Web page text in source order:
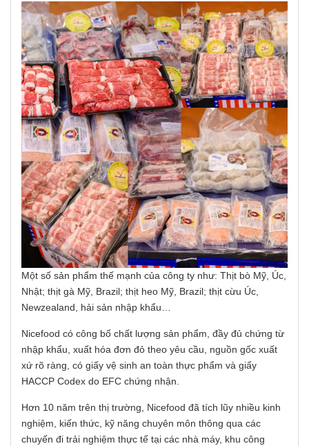
Một số sản phẩm thế mạnh của công ty như: Thịt bò Mỹ, Úc,
Nhật; thịt gà Mỹ, Brazil; thịt heo Mỹ, Brazil; thịt cừu Úc,
Newzealand, hải sản nhập khẩu…
Nicefood có công bố chất lượng sản phẩm, đầy đủ chứng từ
nhập khẩu, xuất hóa đơn đỏ theo yêu cầu, nguồn gốc xuất
xứ rõ ràng, có giấy vệ sinh an toàn thực phẩm và giấy
HACCP Codex do EFC chứng nhận.
Hơn 10 năm trên thị trường, Nicefood đã tích lũy nhiều kinh
nghiệm, kiến thức, kỹ năng chuyên môn thông qua các
chuyến đi trải nghiệm thực tế tại các nhà máy, khu công